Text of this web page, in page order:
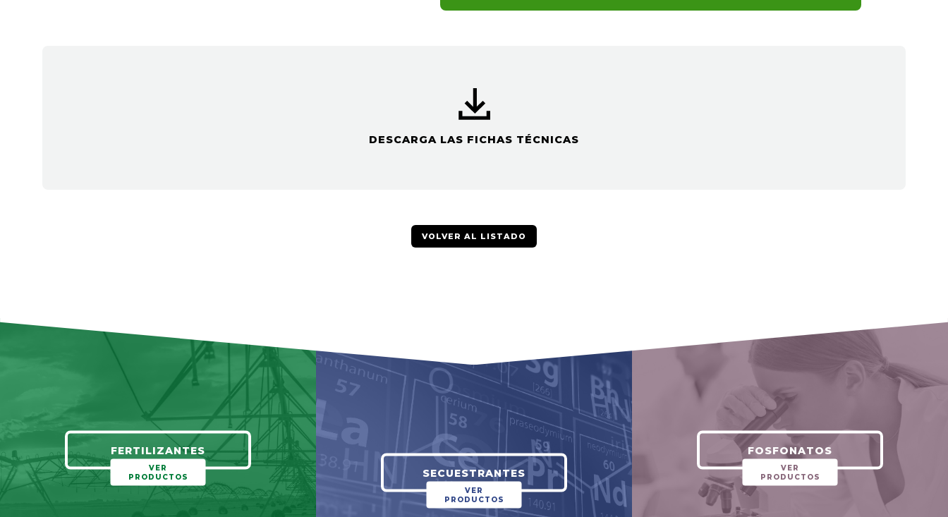
DESCARGA LAS FICHAS TÉCNICAS
VOLVER AL LISTADO
FERTILIZANTES
VER
PRODUCTOS
SECUESTRANTES
VER
PRODUCTOS
FOSFONATOS
VER
PRODUCTOS